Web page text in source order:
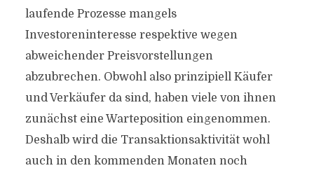
laufende Prozesse mangels
Investoreninteresse respektive wegen
abweichender Preisvorstellungen
abzubrechen. Obwohl also prinzipiell Käufer
und Verkäufer da sind, haben viele von ihnen
zunächst eine Warteposition eingenommen.
Deshalb wird die Transaktionsaktivität wohl
auch in den kommenden Monaten noch